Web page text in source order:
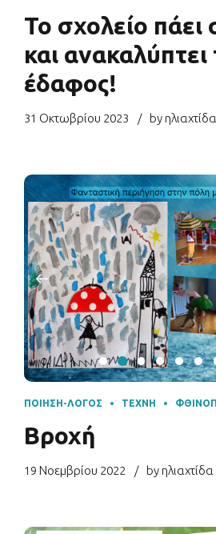
Το σχολείο πάει
και
έδαφος!
31 Οκτωβρίου 2023 by ηλιαχτίδα
ΠΟΊΗΣΗ-ΛΌΓΟΣ ΤΈΧΝΗ
Βροχή
19 Νοεμβρίου 2022 by ηλιαχτίδα